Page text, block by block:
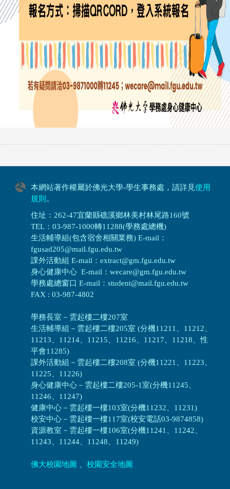
本網站著作權屬於佛光大學-學生事務處，請詳見使用
規則 。
住址：262-47宜蘭縣礁溪鄉林美村林尾路160號
TEL：03-987-1000轉11288(學務處總機)
生活輔導組(包含宿舍相關業務) E-mail：
fgusad205@mail.fgu.edu.tw
課外活動組 E-mail：extract@gm.fgu.edu.tw
身心健康中心 E-mail：wecare@gm.fgu.edu.tw
學務處總窗口 E-mail：student@mail.fgu.edu.tw
FAX : 03-987-4802
學務長室－雲起樓二樓207室
生活輔導組 － 雲起樓二樓205室 (分機11211、11212、
11213、11214、11215、11216、11217、11218、性
平會11285)
課外活動組 － 雲起樓二樓208室 (分機11221、11223、
11225、11226)
身心健康中心 － 雲起樓二樓205-1室(分機11245、
11246、11247)
健康中心－ 雲起樓一樓103室(分機11232、11231)
校安中心－ 雲起樓一樓117室(校安電話03-9874858)
資源教室 － 雲起樓一樓106室(分機11241、11242、
11243、11244、11248、11249)
佛大校園地圖 校園安全地圖